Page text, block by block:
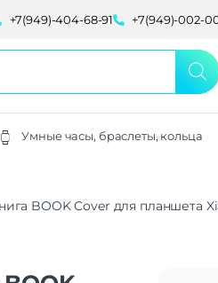
+7(949)-404-68-91 +7(949)-002-
Умные часы, браслеты, кольца
BOOK Cover для планшета